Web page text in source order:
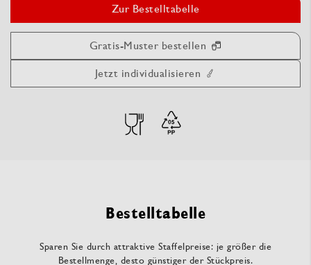
Zur Bestelltabelle
Gratis-Muster bestellen
Jetzt individualisieren
Bestelltabelle
Sparen Sie durch attraktive Staffelpreise: je größer die
Bestellmenge, desto günstiger der Stückpreis.